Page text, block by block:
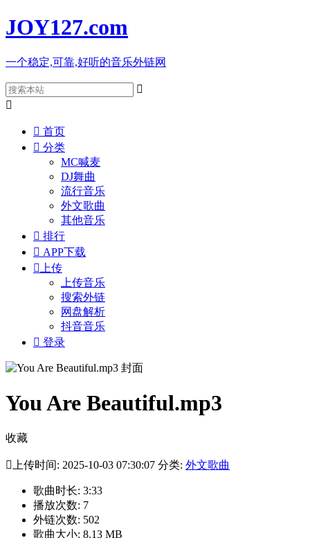
JOY127.com
一个稳定,可靠,好听的音乐外链网


 首页
 分类
MC喊麦
DJ舞曲
流行音乐
外文歌曲
其他音乐
 排行
 APP下载
 上传
上传音乐
搜索外链
网盘解析
抖音音乐
 登录
You Are Beautiful.mp3
收藏
 上传时间: 2025-10-03 07:30:07 分类: 外文歌曲
歌曲时长: 3:33
播放次数: 7
外链次数: 502
歌曲大小: 8.13 MB